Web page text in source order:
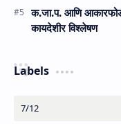
क.जा.प. आणि
कायदेशीर विश्लेषण
Labels